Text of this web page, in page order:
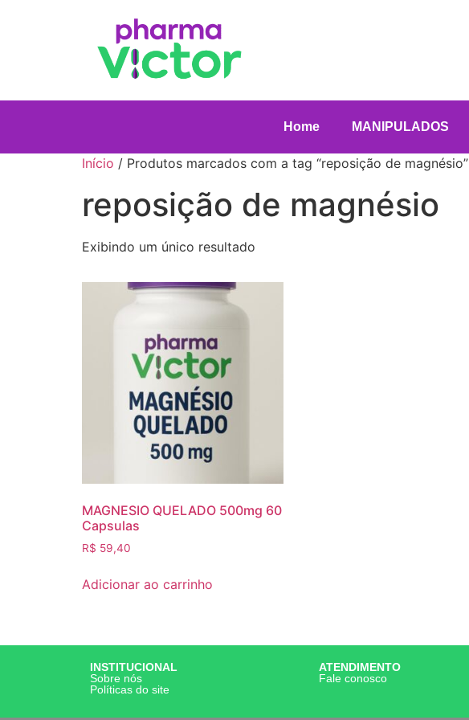
Home MANIPULADOS
Início / Produtos marcados com a tag “reposição de magnésio”
reposição de magnésio
Exibindo um único resultado
MAGNESIO QUELADO 500mg 60
Capsulas
R$ 59,40
Adicionar ao carrinho
INSTITUCIONAL
Sobre nós
Políticas do site
ATENDIMENTO
Fale conosco